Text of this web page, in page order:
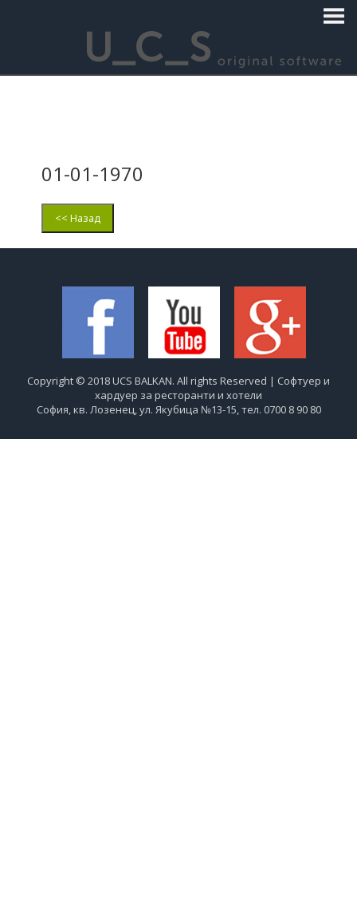
01-01-1970
<< Назад
Copyright © 2018 UCS BALKAN. All rights Reserved | Софтуер и
хардуер за ресторанти и хотели
София, кв. Лозенец, ул. Якубица №13-15, тел. 0700 8 90 80